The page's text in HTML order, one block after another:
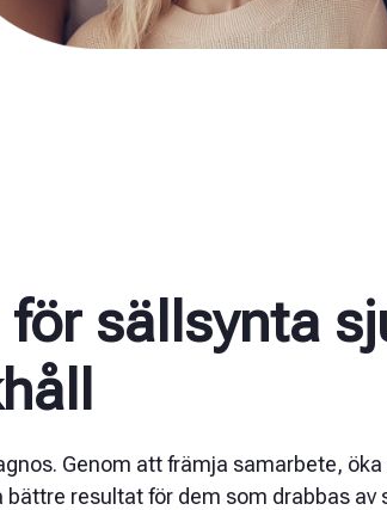
sällsynta
Genom att främja samarbete,
resultat för dem som drabbas av